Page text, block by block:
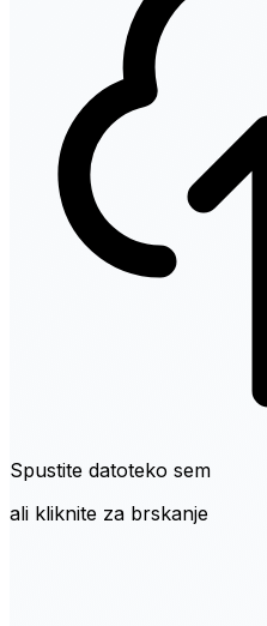
Spustite datoteko sem
ali kliknite za brskanje